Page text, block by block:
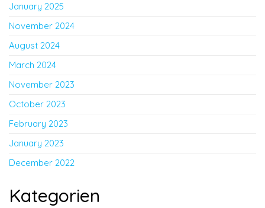
January 2025
November 2024
August 2024
March 2024
November 2023
October 2023
February 2023
January 2023
December 2022
Kategorien